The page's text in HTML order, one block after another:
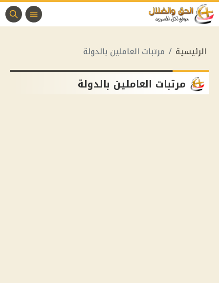
الرئيسية مرتبات العاملين بالدولة
مرتبات العاملين بالدولة